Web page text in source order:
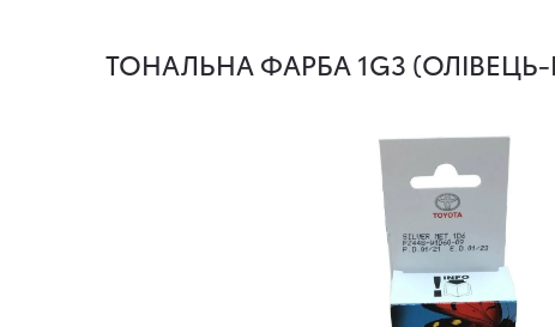
ТОНАЛЬНА ФАРБА 1G3 (ОЛІВЕЦЬ-